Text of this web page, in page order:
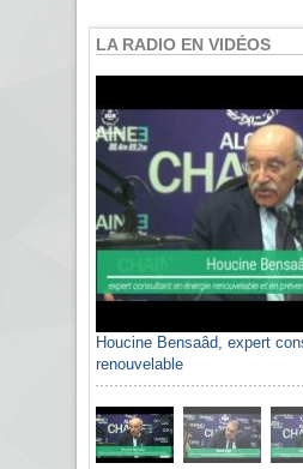
LA RADIO EN VIDÉOS
Houcine Bensaâd, expert
renouvelable
Sami Agli, président de la
algérienne du patronat citoyen